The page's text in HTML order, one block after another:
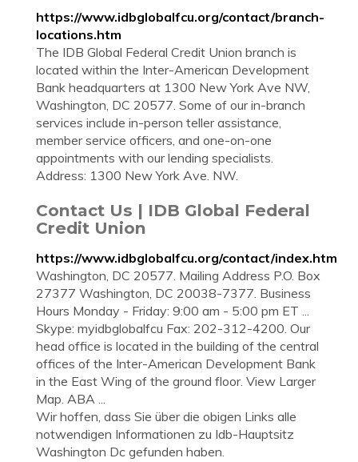
https://www.idbglobalfcu.org/contact/branch-
locations.htm
The IDB Global Federal Credit Union branch is
located within the Inter-American Development
Bank headquarters at 1300 New York Ave NW,
Washington, DC 20577. Some of our in-branch
services include in-person teller assistance,
member service officers, and one-on-one
appointments with our lending specialists.
Address: 1300 New York Ave. NW.
Contact Us | IDB Global Federal
Credit Union
https://www.idbglobalfcu.org/contact/index.htm
Washington, DC 20577. Mailing Address P.O. Box
27377 Washington, DC 20038-7377. Business
Hours Monday - Friday: 9:00 am - 5:00 pm ET ...
Skype: myidbglobalfcu Fax: 202-312-4200. Our
head office is located in the building of the central
offices of the Inter-American Development Bank
in the East Wing of the ground floor. View Larger
Map. ABA ...
Wir hoffen, dass Sie über die obigen Links alle
notwendigen Informationen zu Idb-Hauptsitz
Washington Dc gefunden haben.